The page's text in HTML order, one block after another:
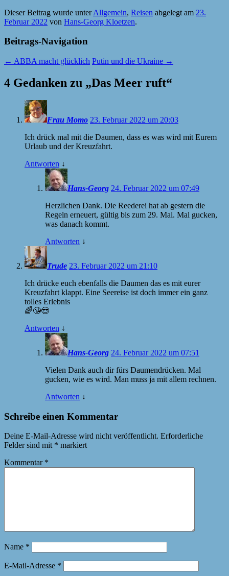
Dieser Beitrag wurde unterAllgemein, Reisen abgelegt am 23.
Februar 2022 von Hans-Georg Kloetzen.
Beitrags-Navigation
← ABBA macht glücklich Putin und die Ukraine →
4 Gedanken zu „Das Meer ruft“
Frau Momo 23. Februar 2022 um 20:03
Ich drück mal mit die Daumen, dass es was wird mit Eurem
Urlaub und der Kreuzfahrt.
Antworten ↓
Hans-Georg 24. Februar 2022 um 07:49
Herzlichen Dank. Die Reederei hat ab gestern die
Regeln erneuert, gültig bis zum 29. Mai. Mal gucken,
was danach kommt.
Antworten ↓
Trude 23. Februar 2022 um 21:10
Ich drücke euch ebenfalls die Daumen das es mit eurer
Kreuzfahrt klappt. Eine Seereise ist doch immer ein ganz
tolles Erlebnis
🌈😘😎
Antworten ↓
Hans-Georg 24. Februar 2022 um 07:51
Vielen Dank auch dir fürs Daumendrücken. Mal
gucken, wie es wird. Man muss ja mit allem rechnen.
Antworten ↓
Schreibe einen Kommentar
Deine E-Mail-Adresse wird nicht veröffentlicht. Erforderliche
Felder sind mit * markiert
Kommentar *
Name *
E-Mail-Adresse *